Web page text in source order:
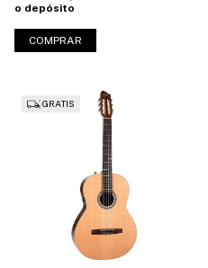
o depósito
GRATIS